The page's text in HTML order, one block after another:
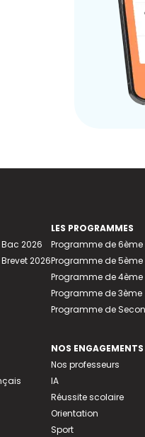
2026
2026
LES PROGRAMMES
Programme de 6ème
Programme de 5ème
Programme de 4ème
Programme de 3ème
Programme de
NOS ENGAGEMENTS
Nos professeurs
IA
Réussite scolaire
Orientation
Sport